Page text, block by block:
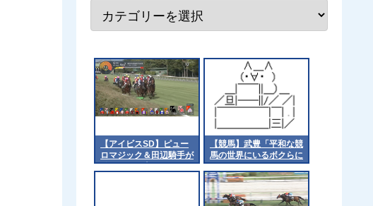
【アイビスSD】ピュー
ロマジック＆田辺騎手が
ｷﾀ━━━━(ﾟ
【競馬】武豊「平和な競
馬の世界にいるボクらに
なにかできることがない
か、仲間と相談した
い」 被災地に思いを馳
せる [冬月記者★]